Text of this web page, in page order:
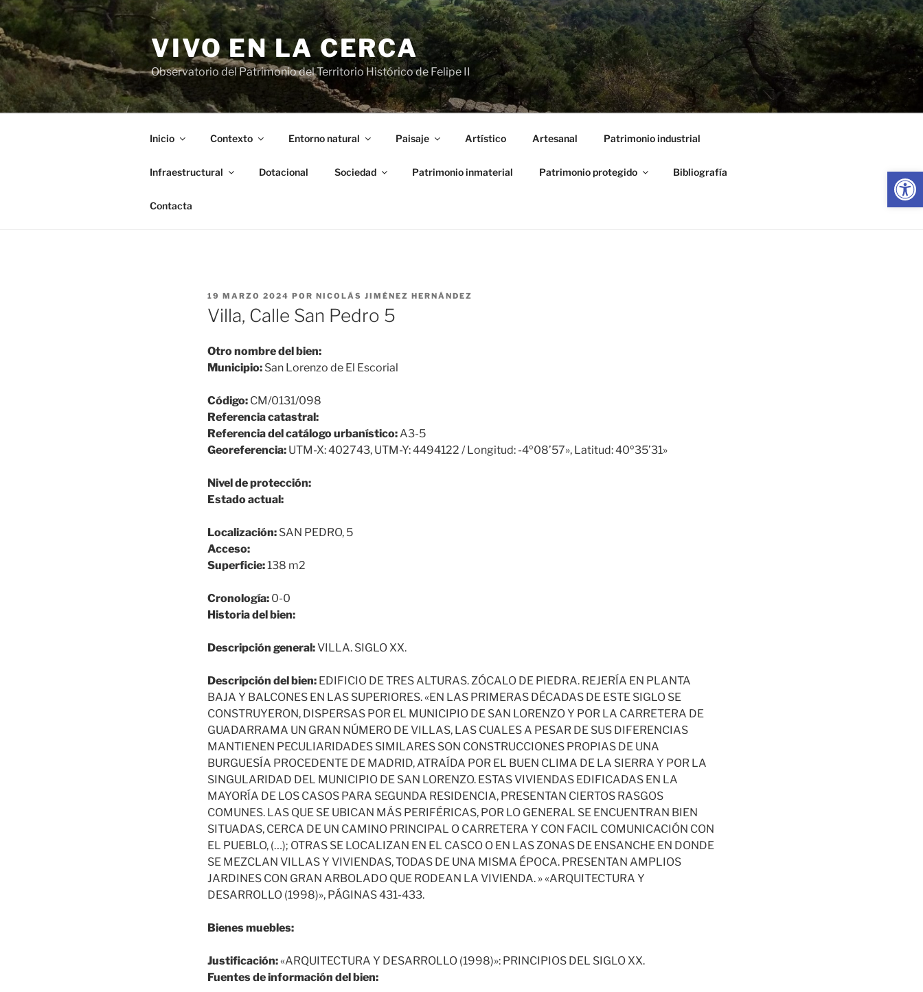
Abrir
Saltar
al
contenido
VIVO EN LA CERCA
Observatorio del Patrimonio del Territorio Histórico de Felipe II
Inicio Contexto Entorno natural Paisaje Artístico Artesanal Patrimonio industrial
Infraestructural Dotacional Sociedad Patrimonio inmaterial Patrimonio protegido Bibliografía
Contacta
PUBLICADO
EL
19 MARZO 2024 POR NICOLÁS JIMÉNEZ HERNÁNDEZ
Villa, Calle San Pedro 5
Otro nombre del bien:
Municipio: San Lorenzo de El Escorial
Código: CM/0131/098
Referencia catastral:
Referencia del catálogo urbanístico:A3-5
Georeferencia: UTM-X: 402743, UTM-Y: 4494122 / Longitud: -4º08’57», Latitud: 40º35’31»
Nivel de protección:
Estado actual:
Localización: SAN PEDRO, 5
Acceso:
Superficie:138 m2
Cronología: 0-0
Historia del bien:
Descripción general:VILLA. SIGLO XX.
Descripción del bien: EDIFICIO DE TRES ALTURAS. ZÓCALO DE PIEDRA. REJERÍA EN PLANTA
BAJA Y BALCONES EN LAS SUPERIORES. «EN LAS PRIMERAS DÉCADAS DE ESTE SIGLO SE
CONSTRUYERON, DISPERSAS POR EL MUNICIPIO DE SAN LORENZO Y POR LA CARRETERA DE
GUADARRAMA UN GRAN NÚMERO DE VILLAS, LAS CUALES A PESAR DE SUS DIFERENCIAS
MANTIENEN PECULIARIDADES SIMILARES SON CONSTRUCCIONES PROPIAS DE UNA
BURGUESÍA PROCEDENTE DE MADRID, ATRAÍDA POR EL BUEN CLIMA DE LA SIERRA Y POR LA
SINGULARIDAD DEL MUNICIPIO DE SAN LORENZO. ESTAS VIVIENDAS EDIFICADAS EN LA
MAYORÍA DE LOS CASOS PARA SEGUNDA RESIDENCIA, PRESENTAN CIERTOS RASGOS
COMUNES. LAS QUE SE UBICAN MÁS PERIFÉRICAS, POR LO GENERAL SE ENCUENTRAN BIEN
SITUADAS, CERCA DE UN CAMINO PRINCIPAL O CARRETERA Y CON FACIL COMUNICACIÓN CON
EL PUEBLO, (…); OTRAS SE LOCALIZAN EN EL CASCO O EN LAS ZONAS DE ENSANCHE EN DONDE
SE MEZCLAN VILLAS Y VIVIENDAS, TODAS DE UNA MISMA ÉPOCA. PRESENTAN AMPLIOS
JARDINES CON GRAN ARBOLADO QUE RODEAN LA VIVIENDA. » «ARQUITECTURA Y
DESARROLLO (1998)», PÁGINAS 431-433.
Bienes muebles:
Justificación:«ARQUITECTURA Y DESARROLLO (1998)»: PRINCIPIOS DEL SIGLO XX.
Fuentes de información del bien: